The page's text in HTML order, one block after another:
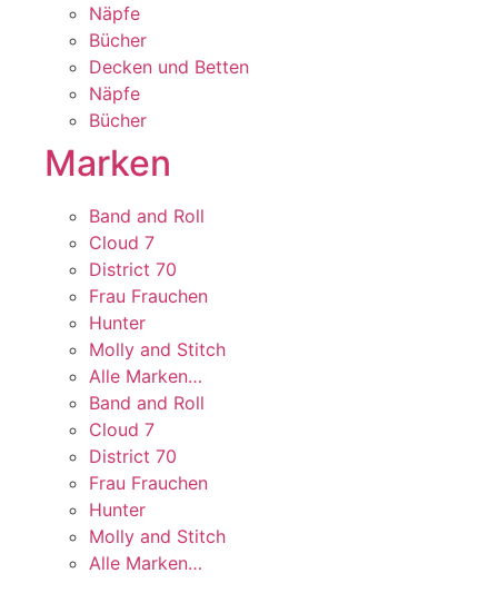
Näpfe
Bücher
Decken und Betten
Näpfe
Bücher
Marken
Band and Roll
Cloud 7
District 70
Frau Frauchen
Hunter
Molly and Stitch
Alle Marken…
Band and Roll
Cloud 7
District 70
Frau Frauchen
Hunter
Molly and Stitch
Alle Marken…